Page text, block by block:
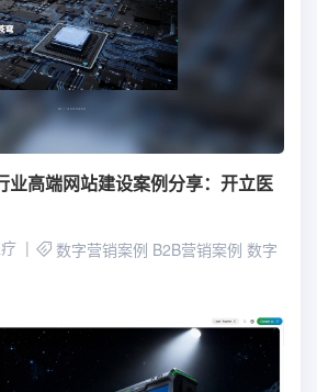
业高端网站建设案例分享：开立医
数字营销案例 B2B营销案例 数字